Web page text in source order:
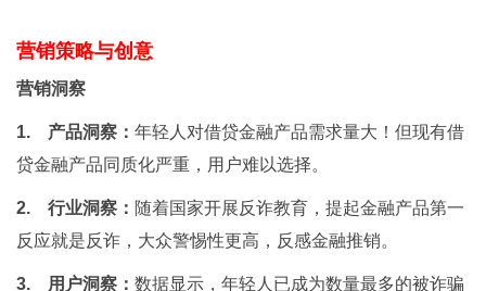
营销策略与创意
营销洞察
1. 产品洞察： 年轻人对借贷金融产品需求量大！但现有借
贷金融产品同质化严重，用户难以选择。
2. 行业洞察： 随着国家开展反诈教育，提起金融产品第一
反应就是反诈，大众警惕性更高，反感金融推销。
3. 用户洞察： 数据显示，年轻人已成为数量最多的被诈骗